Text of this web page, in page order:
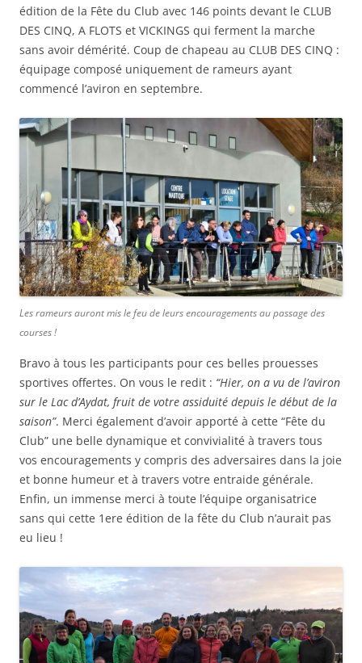
édition de la Fête du Club avec 146 points devant le CLUB
DES CINQ, A FLOTS et VICKINGS qui ferment la marche
sans avoir démérité. Coup de chapeau au CLUB DES CINQ :
équipage composé uniquement de rameurs ayant
commencé l’aviron en septembre.
Les rameurs auront mis le feu de leurs encouragements au passage des
courses !
Bravo à tous les participants pour ces belles prouesses
sportives offertes. On vous le redit : “Hier, on a vu de l’aviron
sur le Lac d’Aydat, fruit de votre assiduité depuis le début de la
saison”. Merci également d’avoir apporté à cette “Fête du
Club” une belle dynamique et convivialité à travers tous
vos encouragements y compris des adversaires dans la joie
et bonne humeur et à travers votre entraide générale.
Enfin, un immense merci à toute l’équipe organisatrice
sans qui cette 1ere édition de la fête du Club n’aurait pas
eu lieu !